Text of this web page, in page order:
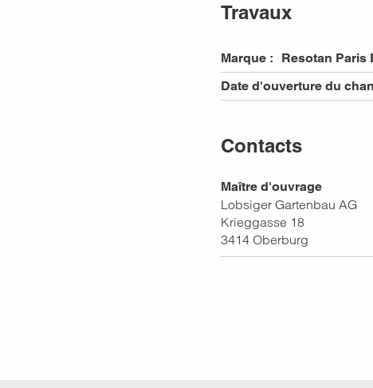
Travaux
Marque : Resotan Paris
Date d'ouverture du
Contacts
Maître d'ouvrage
Lobsiger Gartenbau AG
Krieggasse 18
3414 Oberburg